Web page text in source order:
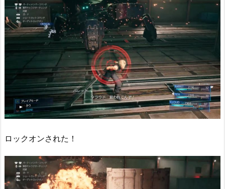
ロックオンされた！